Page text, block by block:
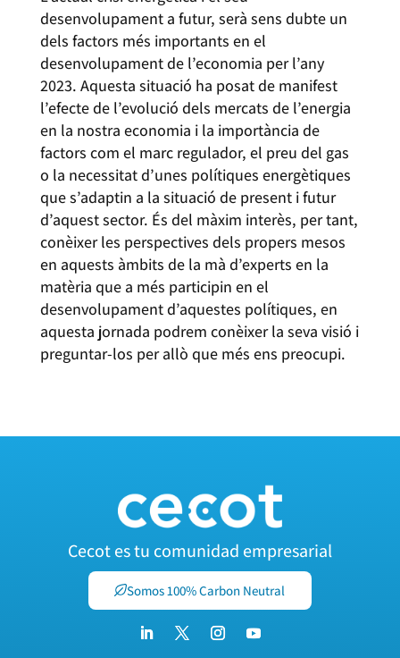
desenvolupament a futur, serà sens dubte un
dels factors més importants en el
desenvolupament de l’economia per l’any
2023. Aquesta situació ha posat de manifest
l’efecte de l’evolució dels mercats de l’energia
en la nostra economia i la importància de
factors com el marc regulador, el preu del gas
o la necessitat d’unes polítiques energètiques
que s’adaptin a la situació de present i futur
d’aquest sector. És del màxim interès, per tant,
conèixer les perspectives dels propers mesos
en aquests àmbits de la mà d’experts en la
matèria que a més participin en el
desenvolupament d’aquestes polítiques, en
aquesta jornada podrem conèixer la seva visió i
preguntar-los per allò que més ens preocupi.
Cecot es tu comunidad empresarial
Somos 100% Carbon Neutral